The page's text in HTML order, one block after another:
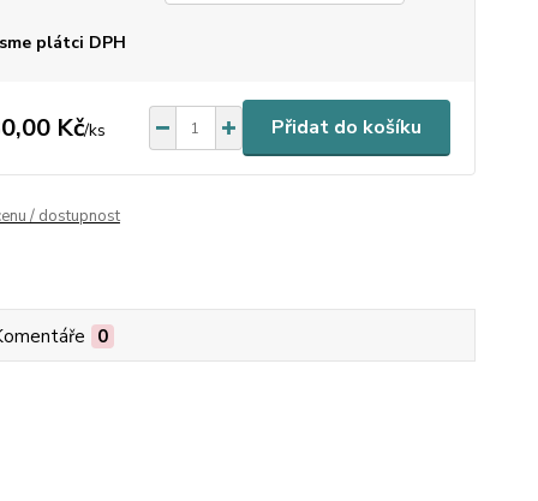
plátci DPH
Kč/ks Přidat do košíku
/ dostupnost
0